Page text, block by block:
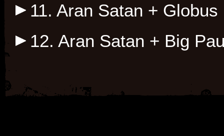
11. Aran Satan +
12. Aran Satan + Big